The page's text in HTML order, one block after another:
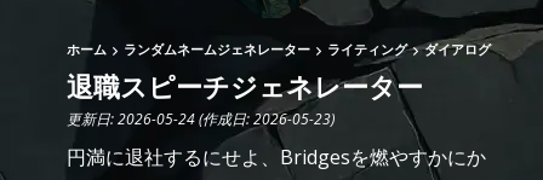
ホーム ランダムネームジェネレーター ライティング ダイアログ
退職スピーチジェネレーター
更新日: 2026-05-24 (作成日: 2026-05-23)
円満に退社するにせよ、Bridgesを燃やすかにか